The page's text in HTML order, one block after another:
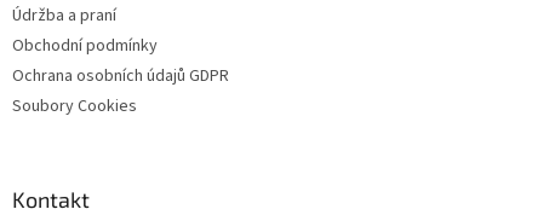
Údržba a praní
Obchodní podmínky
Ochrana osobních údajů GDPR
Soubory Cookies
Kontakt